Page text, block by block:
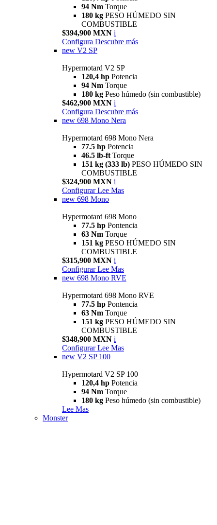
94 Nm Torque
180 kg PESO HÚMEDO SIN
COMBUSTIBLE
$394,900 MXN i
Configura Descubre más
new V2 SP
Hypermotard V2 SP
120,4 hp Potencia
94 Nm Torque
180 kg Peso húmedo (sin combustible)
$462,900 MXN i
Configura Descubre más
new 698 Mono Nera
Hypermotard 698 Mono Nera
77.5 hp Potencia
46.5 lb-ft Torque
151 kg (333 lb) PESO HÚMEDO SIN
COMBUSTIBLE
$324,900 MXN i
Configurar Lee Mas
new 698 Mono
Hypermotard 698 Mono
77.5 hp Pontencia
63 Nm Torque
151 kg PESO HÚMEDO SIN
COMBUSTIBLE
$315,900 MXN i
Configurar Lee Mas
new 698 Mono RVE
Hypermotard 698 Mono RVE
77.5 hp Pontencia
63 Nm Torque
151 kg PESO HÚMEDO SIN
COMBUSTIBLE
$348,900 MXN i
Configurar Lee Mas
new V2 SP 100
Hypermotard V2 SP 100
120,4 hp Potencia
94 Nm Torque
180 kg Peso húmedo (sin combustible)
Lee Mas
Monster